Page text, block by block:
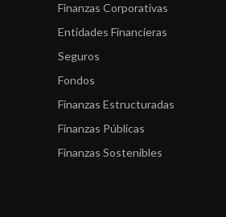
Finanzas Corporativas
Entidades Financieras
Seguros
Fondos
Finanzas Estructuradas
Finanzas Públicas
Finanzas Sostenibles